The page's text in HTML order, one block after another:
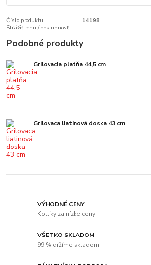
Číslo produktu:
14198
Strážiť cenu / dostupnosť
Podobné produkty
Grilovacia platňa 44,5 cm
Grilovaca liatinová doska 43 cm
VÝHODNÉ CENY
Kotlíky za nízke ceny
VŠETKO SKLADOM
99 % držíme skladom